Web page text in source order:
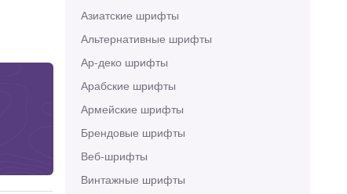
Азиатские шрифты
Альтернативные шрифты
Ар-деко шрифты
Арабские шрифты
Армейские шрифты
Брендовые шрифты
Веб-шрифты
Винтажные шрифты